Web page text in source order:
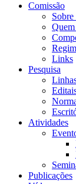
Comissão
Links
Pesquisa
Atividades
Publicações